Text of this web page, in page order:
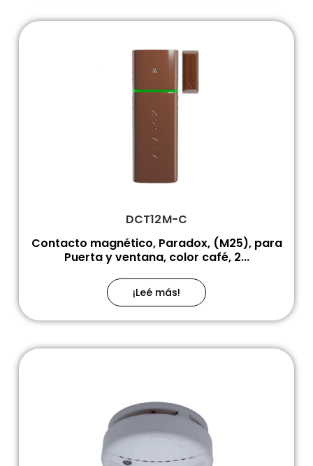
DCT12M-C
Contacto magnético, Paradox, (M25), para
Puerta y ventana, color café, 2...
¡Leé más!